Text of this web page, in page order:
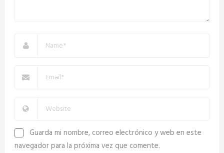
Guarda mi nombre, correo electrónico y web en este
navegador para la próxima vez que comente.